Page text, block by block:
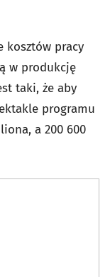
kosztów pracy
w produkcję
taki, że aby
programu
a 200 600